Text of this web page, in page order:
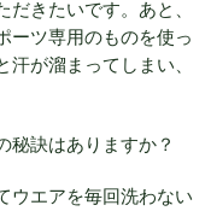
きたいです。あと、
ーツ専用のものを使っ
が溜まってしまい、
秘訣はありますか？
ウエアを毎回洗わない